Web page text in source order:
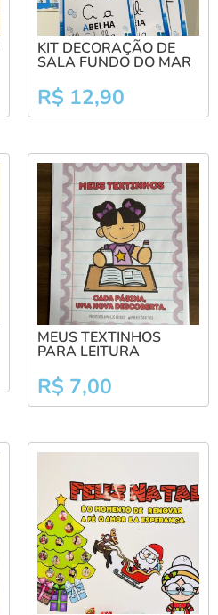
KIT DECORAÇÃO DE
SALA FUNDO DO MAR
R$ 12,90
MEUS TEXTINHOS
PARA LEITURA
R$ 7,00